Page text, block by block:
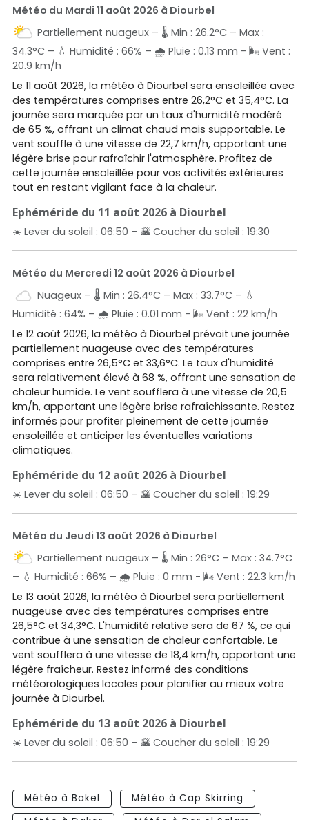
Météo du Mardi 11 août 2026 à Diourbel
Partiellement nuageux – 🌡️ Min : 26.2°C – Max :
34.3°C – 💧 Humidité : 66% – 🌧️ Pluie : 0.13 mm - 🌬️ Vent :
20.9 km/h
Le 11 août 2026, la météo à Diourbel sera ensoleillée avec
des températures comprises entre 26,2°C et 35,4°C. La
journée sera marquée par un taux d'humidité modéré
de 65 %, offrant un climat chaud mais supportable. Le
vent souffle à une vitesse de 22,7 km/h, apportant une
légère brise pour rafraîchir l'atmosphère. Profitez de
cette journée ensoleillée pour vos activités extérieures
tout en restant vigilant face à la chaleur.
Ephéméride du 11 août 2026 à Diourbel
☀️ Lever du soleil : 06:50 – 🌇 Coucher du soleil : 19:30
Météo du Mercredi 12 août 2026 à Diourbel
Nuageux – 🌡️ Min : 26.4°C – Max : 33.7°C – 💧
Humidité : 64% – 🌧️ Pluie : 0.01 mm - 🌬️ Vent : 22 km/h
Le 12 août 2026, la météo à Diourbel prévoit une journée
partiellement nuageuse avec des températures
comprises entre 26,5°C et 33,6°C. Le taux d'humidité
sera relativement élevé à 68 %, offrant une sensation de
chaleur humide. Le vent soufflera à une vitesse de 20,5
km/h, apportant une légère brise rafraîchissante. Restez
informés pour profiter pleinement de cette journée
ensoleillée et anticiper les éventuelles variations
climatiques.
Ephéméride du 12 août 2026 à Diourbel
☀️ Lever du soleil : 06:50 – 🌇 Coucher du soleil : 19:29
Météo du Jeudi 13 août 2026 à Diourbel
Partiellement nuageux – 🌡️ Min : 26°C – Max : 34.7°C
– 💧 Humidité : 66% – 🌧️ Pluie : 0 mm - 🌬️ Vent : 22.3 km/h
Le 13 août 2026, la météo à Diourbel sera partiellement
nuageuse avec des températures comprises entre
26,5°C et 34,3°C. L'humidité relative sera de 67 %, ce qui
contribue à une sensation de chaleur confortable. Le
vent soufflera à une vitesse de 18,4 km/h, apportant une
légère fraîcheur. Restez informé des conditions
météorologiques locales pour planifier au mieux votre
journée à Diourbel.
Ephéméride du 13 août 2026 à Diourbel
☀️ Lever du soleil : 06:50 – 🌇 Coucher du soleil : 19:29
Météo à Bakel
Météo à Cap Skirring